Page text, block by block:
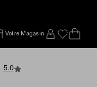
Votre Magasin
5.0